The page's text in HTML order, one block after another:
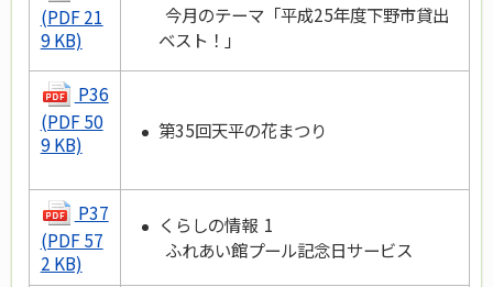
(PDF 21
9 KB)
今月のテーマ「平成25年度下野市貸出
ベスト！」
P36
(PDF 50
9 KB)
第35回天平の花まつり
P37
(PDF 57
2 KB)
くらしの情報 1
ふれあい館プール記念日サービス